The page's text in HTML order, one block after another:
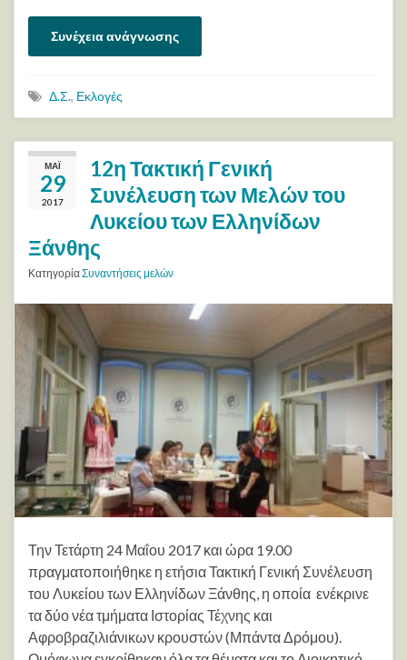
Συνέχεια ανάγνωσης
Δ.Σ., Εκλογές
ΜΆΙ
29
2017
12η Τακτική Γενική
Συνέλευση των Μελών του
Λυκείου των Ελληνίδων
Ξάνθης
ΚατηγορίαΣυναντήσεις μελών
Την Τετάρτη 24 Μαΐου 2017 και ώρα 19.00
πραγματοποιήθηκε η ετήσια Τακτική Γενική Συνέλευση
του Λυκείου των Ελληνίδων Ξάνθης, η οποία ενέκρινε
τα δύο νέα τμήματα Ιστορίας Τέχνης και
Αφροβραζιλιάνικων κρουστών (Μπάντα Δρόμου).